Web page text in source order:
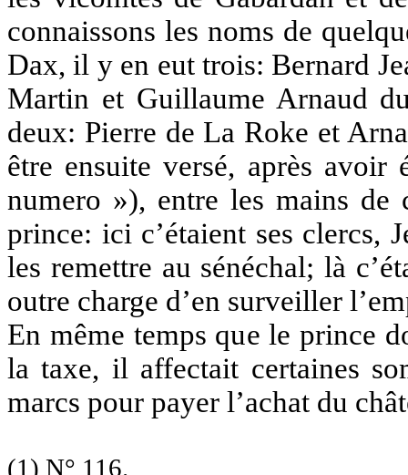
connaissons les noms de
Dax, il y en eut trois: Bernard
Martin et Guillaume Arnaud
deux: Pierre de La Roke et
être ensuite versé, après avoir
numero »), entre les mains de
prince: ici c’étaient ses clercs,
les remettre au sénéchal; là
outre charge d’en surveiller
En même temps que le prince
la taxe, il affectait certaines
marcs pour payer l’achat du
(1) N° 116.